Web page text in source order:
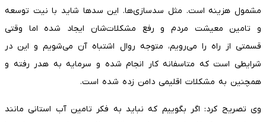
مشمول هزینه است. مثل سدسازی‌ها. این سدها شاید با نیت توسعه
و تامین معیشت مردم و رفع مشکلات‌شان ایجاد شده اما وقتی
قسمتی از راه را می‌رویم، متوجه روال اشتباه آن می‌شویم و این در
شرایطی است که متاسفانه کار انجام شده و سرمایه به هدر رفته و
همچنین به مشکلات اقلیمی دامن زده شده است.
وی تصریح کرد: اگر بگوییم که نباید به فکر تامین آب استانی مانند